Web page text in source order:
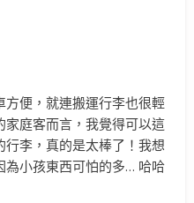
便，就連搬運行李也很輕
庭客而言，我覺得可以這
李，真的是太棒了！我想
為小孩東西可怕的多… 哈哈